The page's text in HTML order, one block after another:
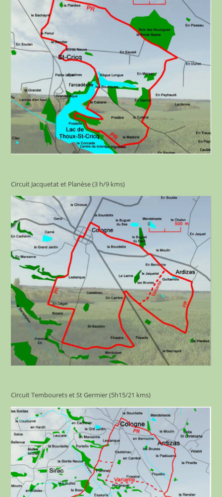
Circuit Jacquetat et Planèse (3 h/9 kms)
Circuit Tembourets et St Germier (5h15/21 kms)